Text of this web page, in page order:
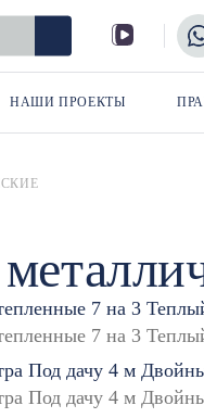
НАШИ ПРОЕКТЫ
7 на 3
Под дачу 4 м